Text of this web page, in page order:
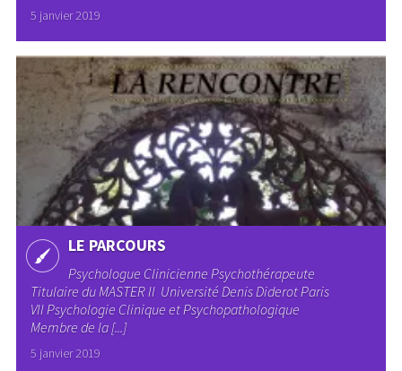
5 janvier 2019
LE PARCOURS
Psychologue Clinicienne Psychothérapeute
Titulaire du MASTER II Université Denis Diderot Paris
VII Psychologie Clinique et Psychopathologique
Membre de la [...]
5 janvier 2019